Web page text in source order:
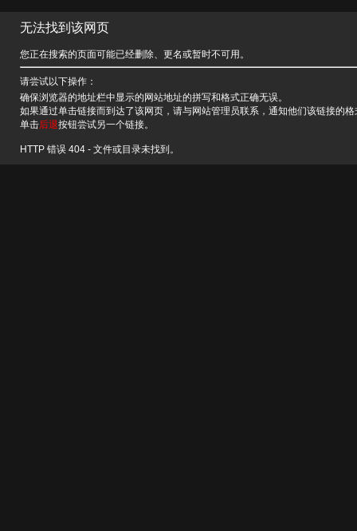
无法找到该网页
您正在搜索的页面可能已经删除、更名或暂时不可用。
请尝试以下操作：
确保浏览器的地址栏中显示的网站地址的拼写和格式正确无误。
如果通过单击链接而到达了该网页，请与网站管理员联系，通知他们该链接的
单击后退按钮尝试另一个链接。
HTTP 错误 404 - 文件或目录未找到。